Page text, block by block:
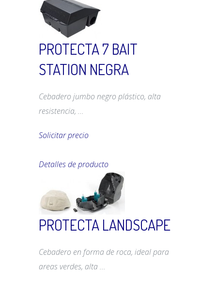
PROTECTA 7 BAIT
STATION NEGRA
Cebadero jumbo negro plástico, alta
resistencia, ...
Solicitar precio
Detalles de producto
PROTECTA LANDSCAPE
Cebadero en forma de roca, ideal para
areas verdes, alta ...